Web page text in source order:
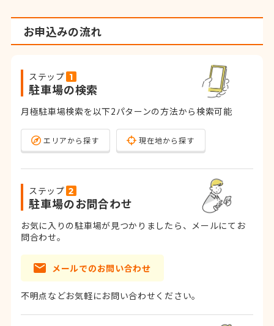
お申込みの流れ
ステップ
駐車場の検索
月極駐車場検索を以下2パターンの方法から検索可能
エリアから探す 現在地から探す
ステップ
駐車場のお問合わせ
お気に入りの駐車場が見つかりましたら、メールにてお
問合わせ。
メールでのお問い合わせ
不明点などお気軽にお問い合わせください。